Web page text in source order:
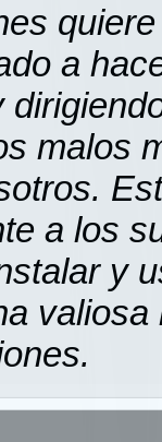
a
malos
a los
y